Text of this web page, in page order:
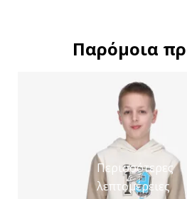
Παρόμοια
Περισσότερες
λεπτομέρειες